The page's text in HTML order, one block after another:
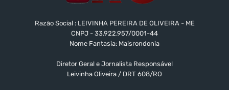
Razão Social : LEIVINHA PEREIRA DE OLIVEIRA - ME
CNPJ - 33.922.957/0001-44
Nome Fantasia: Maisrondonia
Diretor Geral e Jornalista Responsável
Leivinha Oliveira / DRT 608/RO